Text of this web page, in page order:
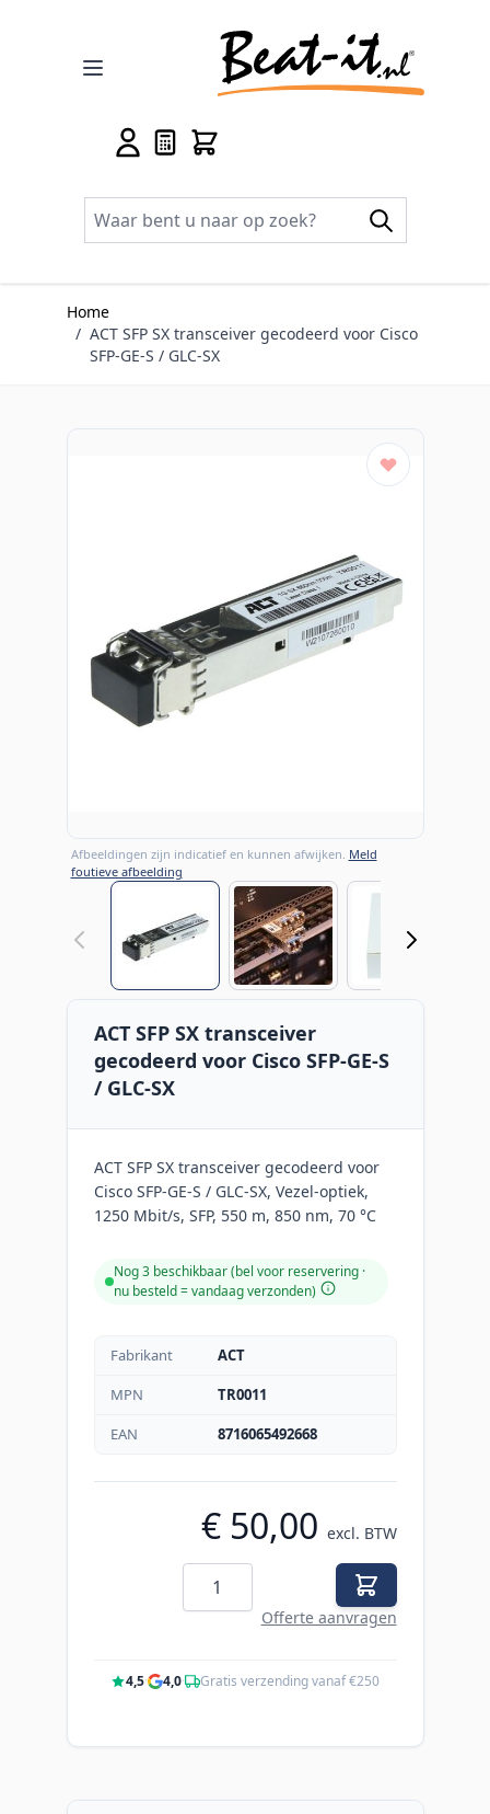
Home
/ ACT SFP SX transceiver gecodeerd voor Cisco
SFP-GE-S / GLC-SX
Afbeeldingen zijn indicatief en kunnen afwijken. Meld
foutieve afbeelding
View larger imageView larger image
ACT SFP SX transceiver
gecodeerd voor Cisco SFP-GE-S
/ GLC-SX
ACT SFP SX transceiver gecodeerd voor
Cisco SFP-GE-S / GLC-SX, Vezel-optiek,
1250 Mbit/s, SFP, 550 m, 850 nm, 70 °C
Nog 3 beschikbaar (bel voor reservering ·
nu besteld = vandaag verzonden)
Fabrikant
ACT
MPN
TR0011
EAN
8716065492668
€ 50,00 excl. BTW
Aantal
Offerte aanvragen
4,5· 4,0· Gratis verzending vanaf €250